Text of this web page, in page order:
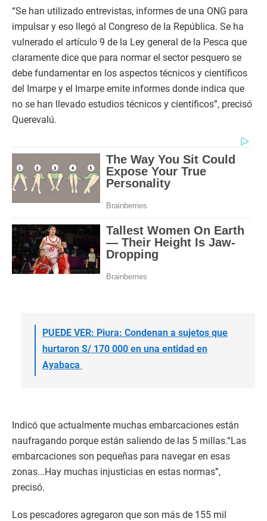
“Se han utilizado entrevistas, informes de una ONG para
impulsar y eso llegó al Congreso de la República. Se ha
vulnerado el artículo 9 de la Ley general de la Pesca que
claramente dice que para normar el sector pesquero se
debe fundamentar en los aspectos técnicos y científicos
del Imarpe y el Imarpe emite informes donde indica que
no se han llevado estudios técnicos y científicos”, precisó
Querevalú.
PUEDE VER: Piura: Condenan a sujetos que
hurtaron S/ 170 000 en una entidad en
Ayabaca
Indicó que actualmente muchas embarcaciones están
naufragando porque están saliendo de las 5 millas.“Las
embarcaciones son pequeñas para navegar en esas
zonas...Hay muchas injusticias en estas normas”,
precisó.
Los pescadores agregaron que son más de 155 mil